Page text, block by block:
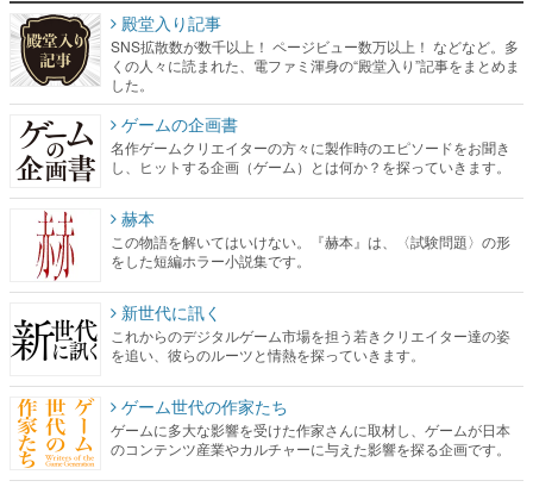
殿堂入り記事
SNS拡散数が数千以上！ ページビュー数万以上！ などなど。多
くの人々に読まれた、電ファミ渾身の“殿堂入り”記事をまとめま
した。
ゲームの企画書
名作ゲームクリエイターの方々に製作時のエピソードをお聞き
し、ヒットする企画（ゲーム）とは何か？を探っていきます。
赫本
この物語を解いてはいけない。『赫本』は、〈試験問題〉の形
をした短編ホラー小説集です。
新世代に訊く
これからのデジタルゲーム市場を担う若きクリエイター達の姿
を追い、彼らのルーツと情熱を探っていきます。
ゲーム世代の作家たち
ゲームに多大な影響を受けた作家さんに取材し、ゲームが日本
のコンテンツ産業やカルチャーに与えた影響を探る企画です。